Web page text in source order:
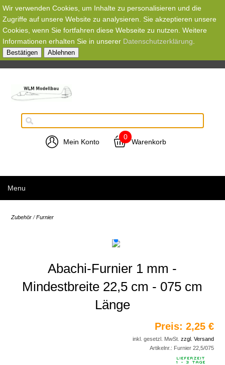
Wir verwenden Cookies, um Inhalte zu personalisieren und die
Zugriffe auf unsere Website zu analysieren. Sie akzeptieren unsere
Cookies, wenn Sie fortfahren diese Webseite zu nutzen. Weitere
Informationen erhalten Sie in unserer Datenschutzerklärung
Bestätigen Ablehnen
Mein Konto
0
Warenkorb
Menu
Zubehör /Furnier
Abachi-Furnier 1 mm -
Mindestbreite 22,5 cm - 075 cm
Länge
Preis: 2,25 €
inkl. gesetzl. MwSt. zzgl. Versand
Artikelnr.: Furnier 22,5/075